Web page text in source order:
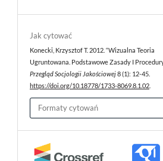
Jak cytować
Konecki, Krzysztof T. 2012. “Wizualna Teoria
Ugruntowana. Podstawowe Zasady I
Przegląd Socjologii Jakościowej8 (1): 12-45.
https://doi.org/10.18778/1733-8069.8.1.02
Formaty cytowań